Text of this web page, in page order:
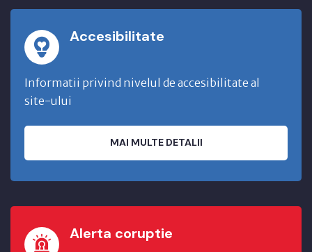
Accesibilitate
Informatii privind nivelul de accesibilitate al
site-ului
MAI MULTE DETALII
Alerta coruptie